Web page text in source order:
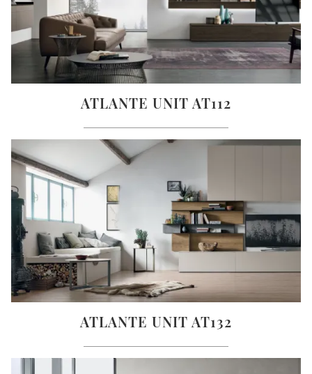
ATLANTE UNIT AT112
ATLANTE UNIT AT132